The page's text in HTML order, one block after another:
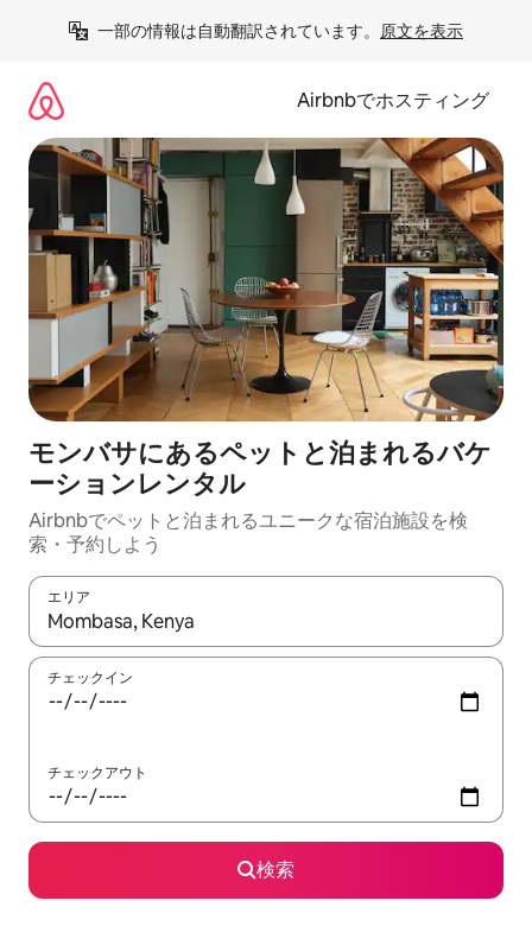
一部の情報は自動翻訳されています。 原文を表示
Airbnbでホスティング
モンバサにあるペットと泊まれるバケ
ーションレンタル
Airbnbでペットと泊まれるユニークな宿泊施設を検
索・予約しよう
エリア
検索結果が表示されたら、上下の矢印キーを使って移動するか
チェックイン
チェックアウト
検索